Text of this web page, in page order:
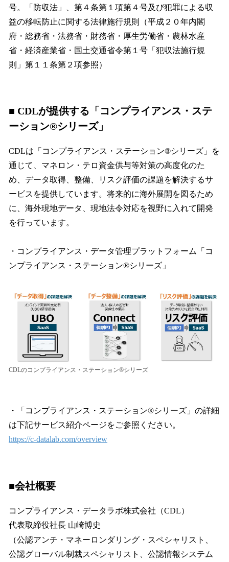
号。「防収法」、第４条第１項第４号及び犯罪による収
益の移転防止に関する法律施行規則（平成２０年内閣
府・総務省・法務省・財務省・厚生労働省・農林水産
省・経済産業省・国土交通省令第１号「犯収法施行規
則」第１１条第２項参照）
■ CDLが提供する「コンプライアンス・ステ
ーション®️シリーズ」
CDLは「コンプライアンス・ステーション®️シリーズ」を
通じて、マネロン・テロ資金供与等対策の高度化のた
め、データ取得、整備、リスク評価の課題を解決するサ
ービスを提供しています。将来的に海外展開を図るため
に、海外現地データ、現地法令対応を視野に入れて開発
を行っています。
・コンプライアンス・データ管理プラットフォーム「コ
ンプライアンス・ステーション®︎シリーズ」
CDLのコンプライアンス・ステーション®︎シリーズ
・「コンプライアンス・ステーション®️シリーズ」の詳細
は下記サービス紹介ページをご参照ください。
https://c-datalab.com/overview
■会社概要
コンプライアンス・データラボ株式会社（CDL）
代表取締役社長 山崎博史
（公認アンチ・マネーロンダリング・スペシャリスト、
公認グローバル制裁スペシャリスト、公認情報システム